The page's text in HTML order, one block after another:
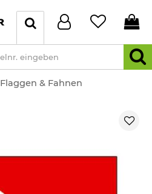
Flaggen & Fahnen